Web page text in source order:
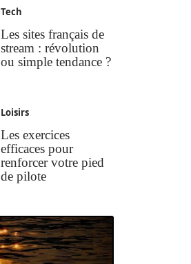
Tech
Les sites français de
stream : révolution
ou simple tendance ?
Loisirs
Les exercices
efficaces pour
renforcer votre pied
de pilote